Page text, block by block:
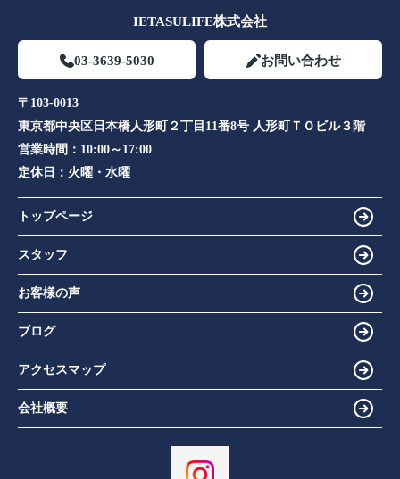
IETASULIFE株式会社
03-3639-5030 お問い合わせ
〒103-0013
東京都中央区日本橋人形町２丁目11番8号 人形町ＴＯビル３階
営業時間： 10:00～17:00
定休日： 火曜・水曜
トップページ
スタッフ
お客様の声
ブログ
アクセスマップ
会社概要